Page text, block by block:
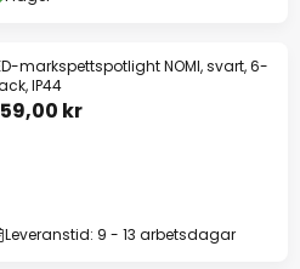
markspettspotlight NOMI, svart, 6-
IP44
kr
Leveranstid: 9 - 13 arbetsdagar